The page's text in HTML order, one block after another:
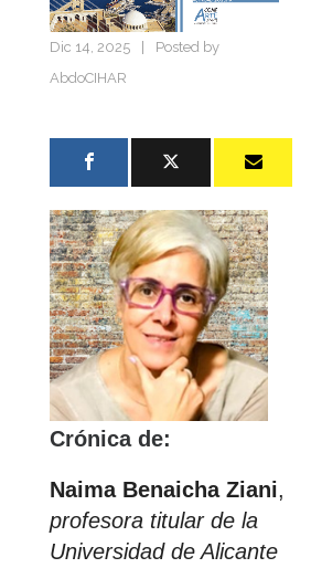
Dic 14, 2025
Posted by
AbdoCIHAR
Crónica de:
Naima Benaicha Ziani,
profesora titular de la
Universidad de Alicante